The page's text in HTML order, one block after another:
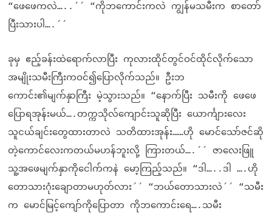
“ဖေဖေကလဲ…..´´ “ကိုဘကောင်းကလဲ ကျွန်မသမီးက စာတော်
ပြီးသားပါ….´´
ခုမှ ဧည့်ခန်းထဲရောက်လာပြီး ကုလားထိုင်တွင်ဝင်ထိုင်လိုက်သော
အမျိုးသမီးကြီးကဝင်၍ပြောလိုက်သည်။ ဦးဘ
ကောင်း၏မျက်နှာကြီး မဲ့သွားသည်။ “နောက်ပြီး သမီးကို ဖေဖေ
ပြောရအုန်းမယ်….တက္ကသိုလ်ကျောင်းသူဆိုပြီး ယောင်္ကျားလေး
သူငယ်ချင်းတွေထားတာလဲ သတိထားအုန်း……ဟို မောင်သော်ဇင်ဆို
တဲ့ကောင်လေးကတယ်မဟန်ဘူးလို့ ကြားတယ်….´´ ဇာလေးဖြူ
သူ့အဖေမျက်နှာကိုငေါက်ကနဲ မော့ကြည့်သည်။ “ဒါ…..ဒါ ….ဟို
တောသားဂုံးချောတာမဟုတ်လား´´ “ဘယ်တောသားလဲ´´ “သမီး
က မောင်မြင့်ကျော်ကိုပြောတာ ကိုဘကောင်းရေ….သမီး